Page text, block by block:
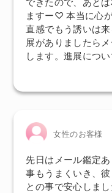
ますー♡ 本当に心
直感でもう誘いは
展がありましたら
します。進展につ
女性のお客様
先日はメール鑑定
事もうまくいき、
との事で安心しま